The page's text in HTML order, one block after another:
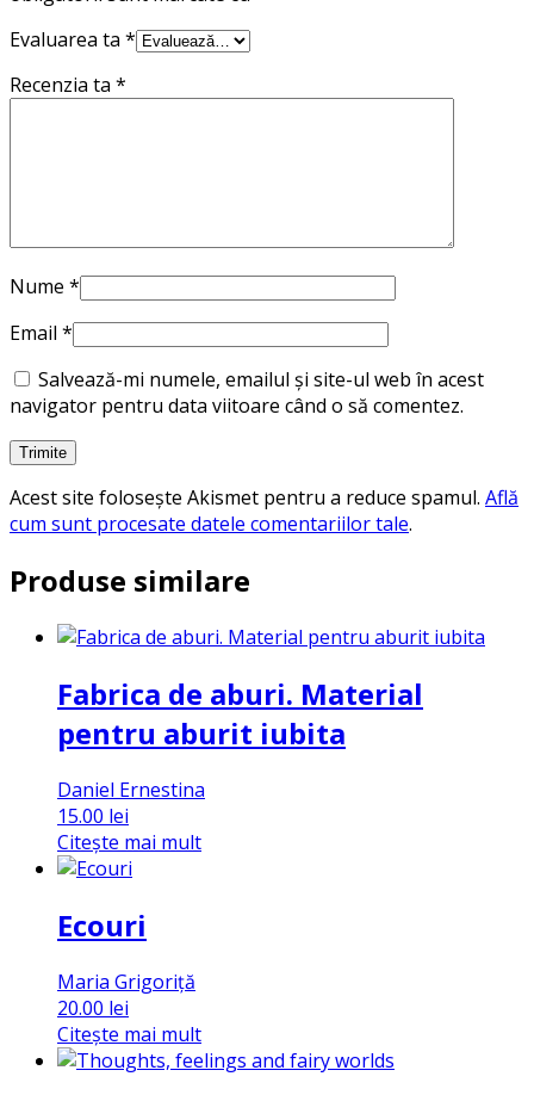
Evaluarea ta *
Recenzia ta *
Nume *
Email *
Salvează-mi numele, emailul și site-ul web în acest
navigator pentru data viitoare când o să comentez.
Acest site folosește Akismet pentru a reduce spamul. Află
cum sunt procesate datele comentariilor tale.
Produse similare
Fabrica de aburi. Material
pentru aburit iubita
Daniel Ernestina
15.00 lei
Citește mai mult
Ecouri
Maria Grigoriță
20.00 lei
Citește mai mult